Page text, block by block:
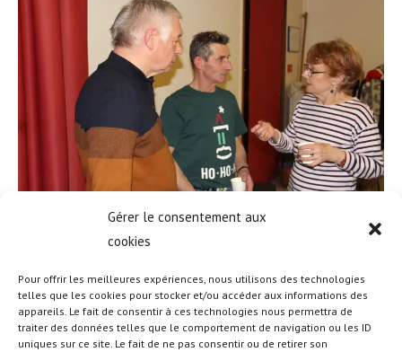
Gérer le consentement aux
cookies
Pour offrir les meilleures expériences, nous utilisons des technologies
telles que les cookies pour stocker et/ou accéder aux informations des
appareils. Le fait de consentir à ces technologies nous permettra de
traiter des données telles que le comportement de navigation ou les ID
uniques sur ce site. Le fait de ne pas consentir ou de retirer son
© COPYRIGHT - OCEANWP THEME BY NICK